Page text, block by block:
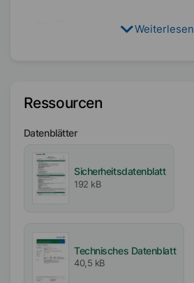
50%
Ladung
Nichtionisch
7.5
Weiterlesen
Ressourcen
Datenblätter
Sicherheitsdatenblatt
192 kB
Technisches Datenblatt
40,5 kB